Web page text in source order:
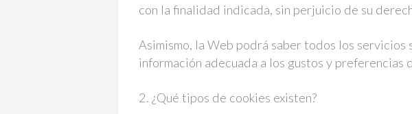
con la finalidad indicada, sin perjuicio de su
Asimismo, la Web podrá saber todos los
información adecuada a los gustos y preferencias
2. ¿Qué tipos de cookies existen?